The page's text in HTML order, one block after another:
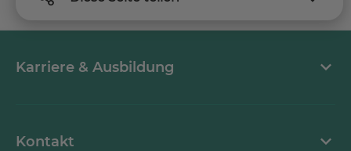
Karriere & Ausbildung
Kontakt